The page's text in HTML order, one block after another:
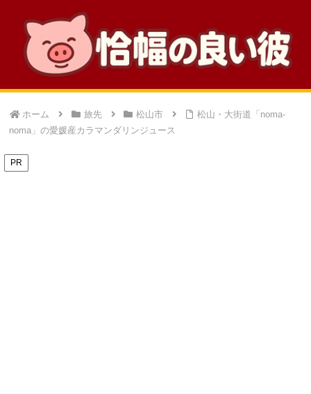
ホーム 旅先 松山市
松山・大街道「noma-
noma」の愛媛産カラマンダリンジュース
PR